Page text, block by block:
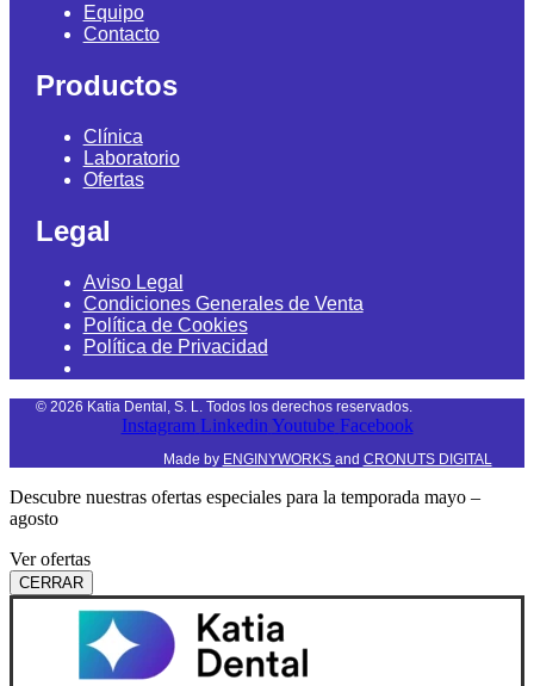
Equipo
Contacto
Productos
Clínica
Laboratorio
Ofertas
Legal
Aviso Legal
Condiciones Generales de Venta
Política de Cookies
Política de Privacidad
© 2026 Katia Dental, S. L. Todos los derechos reservados.
Instagram Linkedin Youtube Facebook
Made by ENGINYWORKS and CRONUTS DIGITAL
Descubre nuestras ofertas especiales para la temporada mayo –
agosto
Ver ofertas
CERRAR